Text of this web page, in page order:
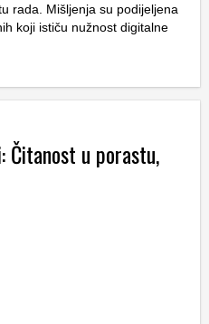
rada. Mišljenja su podijeljena
koji ističu nužnost digitalne
Čitanost u porastu,